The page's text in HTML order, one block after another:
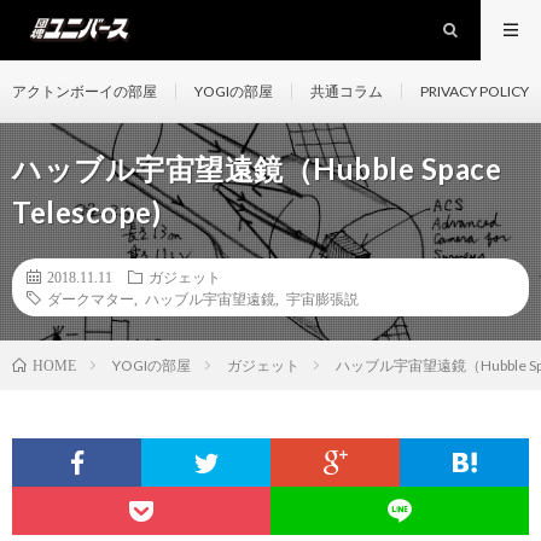
アクトンボーイの部屋 YOGIの部屋 共通コラム PRIVACY POLICY
ハッブル宇宙望遠鏡（Hubble Space
Telescope)
2018.11.11
ガジェット
ダークマター
ハッブル宇宙望遠鏡 宇宙膨張説
HOME YOGIの部屋 ガジェット ハッブル宇宙望遠鏡（Hubble